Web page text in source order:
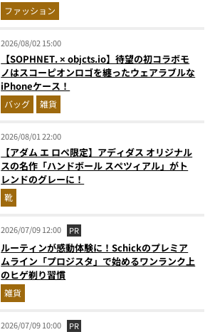
ファッション
2026/08/02 15:00
【SOPHNET. × objcts.io】待望の初コラボモ
ノはスコーピオンロゴを纏ったウェアラブルな
iPhoneケース！
バッグ 雑貨
2026/08/01 22:00
【アダム エ ロペ限定】アディダス オリジナル
スの名作「ハンドボール スペツィアル」がト
レンドのグレーに！
靴
2026/07/09 12:00 PR
ルーティンが感動体験に！Schickのプレミア
ムライン「プロジスタ」で始めるワンランク上
のヒゲ剃り習慣
雑貨
2026/07/09 10:00 PR